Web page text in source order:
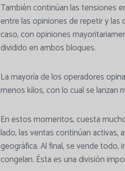
También continúan las tensiones
entre las opiniones de repetir y las
caso, con opiniones
dividido en ambos bloques.
La mayoría de los operadores
menos kilos, con lo cual se lanzan
En estos momentos, cuesta
lado, las ventas continúan activas,
geográfica. Al final, se vende
congelan. Ésta es una división